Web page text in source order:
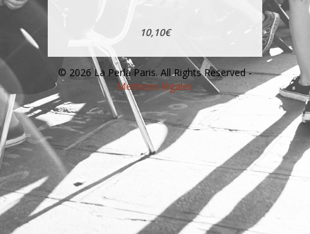
10,10€
© 2026 La Perla Paris. All Rights Reserved -
Mentions légales